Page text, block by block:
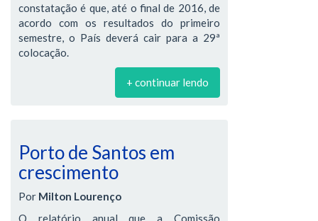
constatação é que, até o final de 2016, de
acordo com os resultados do primeiro
semestre, o País deverá cair para a 29ª
colocação.
+ continuar lendo
Porto de Santos em
crescimento
Por Milton Lourenço
O relatório anual que a Comissão